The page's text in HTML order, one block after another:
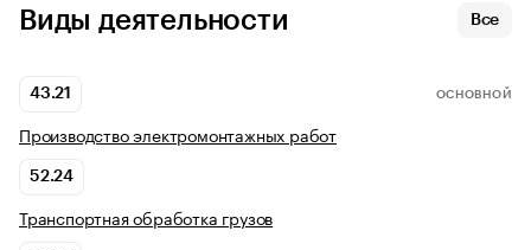
Виды деятельности Все
43.21 ОСНОВНОЙ
Производство электромонтажных работ
52.24
Транспортная обработка грузов